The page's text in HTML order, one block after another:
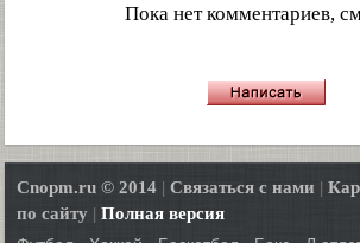
Пока нет комментариев,
Cnopm.ru © 2014 | Связаться с нами |
по сайту | Полная версия